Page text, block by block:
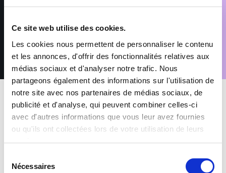
Ce site web utilise des cookies.
Les cookies nous permettent de personnaliser le contenu
et les annonces, d'offrir des fonctionnalités relatives aux
médias sociaux et d'analyser notre trafic. Nous
partageons également des informations sur l'utilisation de
notre site avec nos partenaires de médias sociaux, de
publicité et d'analyse, qui peuvent combiner celles-ci
avec d'autres informations que vous leur avez fournies
ou qu'ils ont collectées lors de votre utilisation de leurs
services.
Nécessaires
d’opposition pour motifs légitimes, en adressant votre demande